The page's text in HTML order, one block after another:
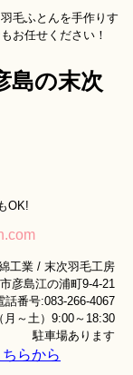
島の末次
毛ふとんを手作りす
お任せください！
OK!
工業 / 末次羽毛工房
彦島江の浦町9-4-21
話番号:083-266-4067
月～土）9:00～18:30
駐車場あります
らから